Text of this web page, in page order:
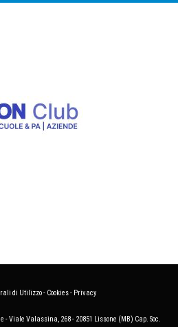
di Utilizzo- Cookies- Privacy
- Viale Valassina, 268 - 20851 Lissone (MB) Cap. Soc.